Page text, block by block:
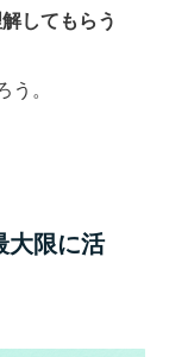
してもらう
う。
大限に活